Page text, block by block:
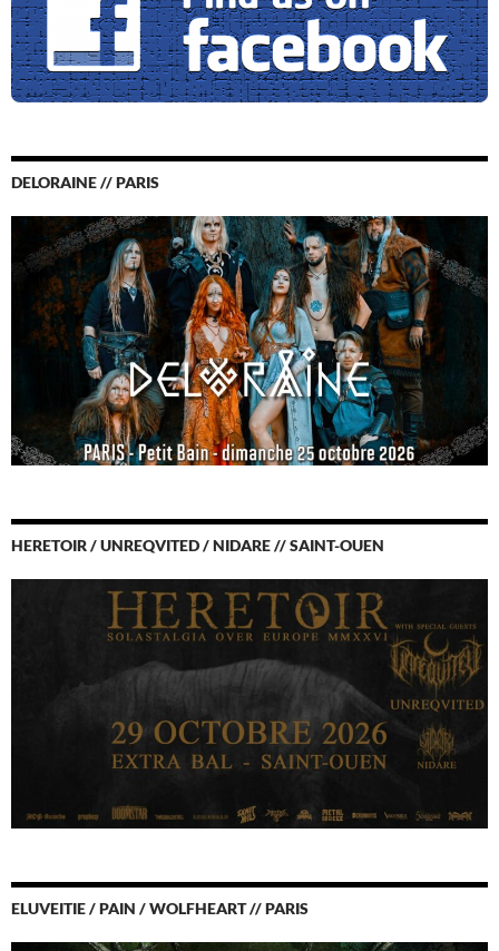
DELORAINE // PARIS
HERETOIR / UNREQVITED / NIDARE // SAINT-OUEN
ELUVEITIE / PAIN / WOLFHEART // PARIS